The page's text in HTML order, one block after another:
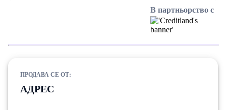
В партньорство с
ПРОДАВА СЕ ОТ:
АДРЕС